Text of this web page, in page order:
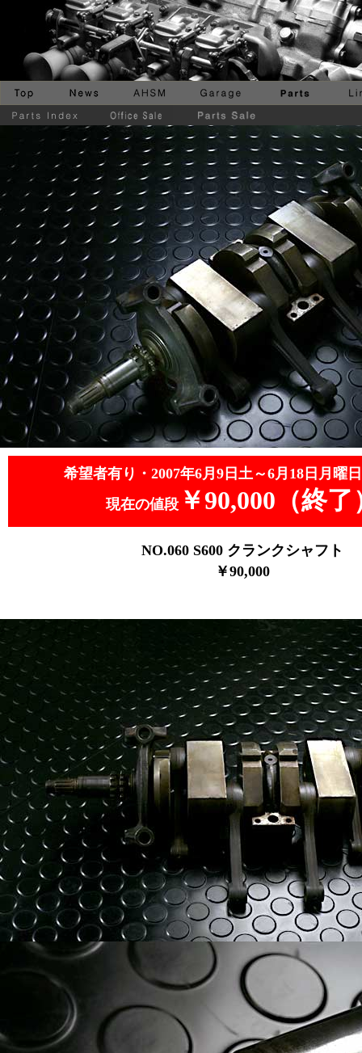
希望者有り・2007年6月9日土～6月18日月曜日
現在の値段 ￥90,000（終了
NO.060 S600 クランクシャフト
￥90,000